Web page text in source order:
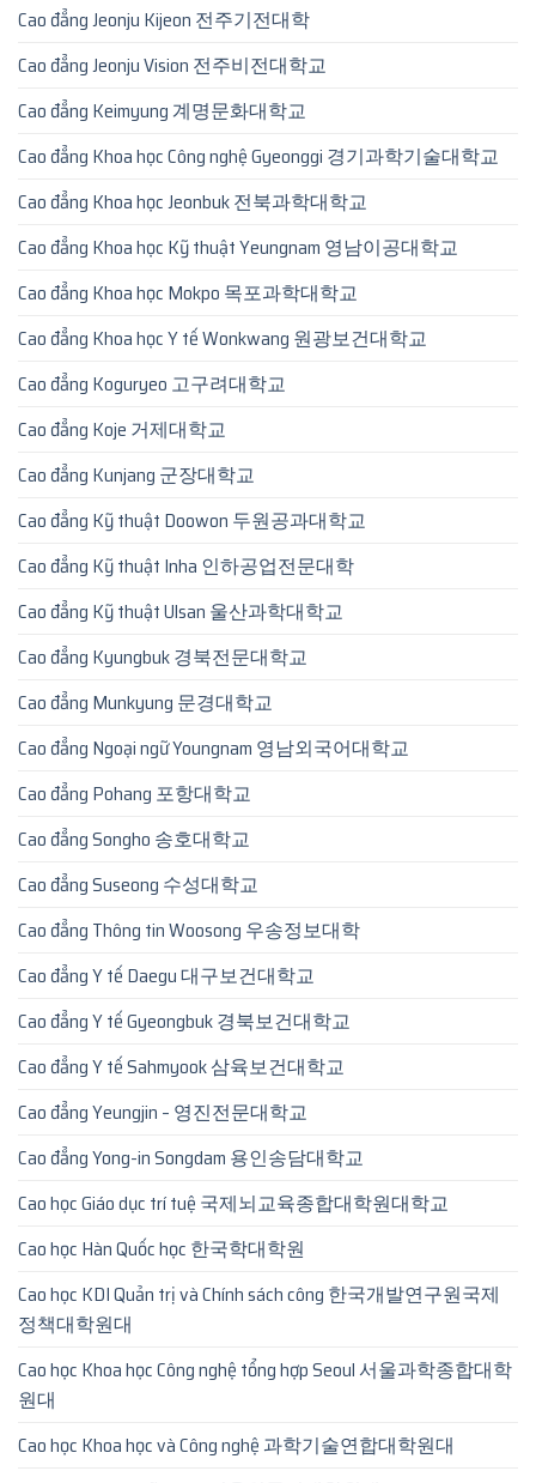
Cao đẳng Jeonju Kijeon 전주기전대학
Cao đẳng Jeonju Vision 전주비전대학교
Cao đẳng Keimyung 계명문화대학교
Cao đẳng Khoa học Công nghệ Gyeonggi 경기과학기술대학교
Cao đẳng Khoa học Jeonbuk 전북과학대학교
Cao đẳng Khoa học Kỹ thuật Yeungnam 영남이공대학교
Cao đẳng Khoa học Mokpo 목포과학대학교
Cao đẳng Khoa học Y tế Wonkwang 원광보건대학교
Cao đẳng Koguryeo 고구려대학교
Cao đẳng Koje 거제대학교
Cao đẳng Kunjang 군장대학교
Cao đẳng Kỹ thuật Doowon 두원공과대학교
Cao đẳng Kỹ thuật Inha 인하공업전문대학
Cao đẳng Kỹ thuật Ulsan 울산과학대학교
Cao đẳng Kyungbuk 경북전문대학교
Cao đẳng Munkyung 문경대학교
Cao đẳng Ngoại ngữ Youngnam 영남외국어대학교
Cao đẳng Pohang 포항대학교
Cao đẳng Songho 송호대학교
Cao đẳng Suseong 수성대학교
Cao đẳng Thông tin Woosong 우송정보대학
Cao đẳng Y tế Daegu 대구보건대학교
Cao đẳng Y tế Gyeongbuk 경북보건대학교
Cao đẳng Y tế Sahmyook 삼육보건대학교
Cao đẳng Yeungjin – 영진전문대학교
Cao đẳng Yong-in Songdam 용인송담대학교
Cao học Giáo dục trí tuệ 국제뇌교육종합대학원대학교
Cao học Hàn Quốc học 한국학대학원
Cao học KDI Quản trị và Chính sách công 한국개발연구원국제
정책대학원대
Cao học Khoa học Công nghệ tổng hợp Seoul 서울과학종합대학
원대
Cao học Khoa học và Công nghệ 과학기술연합대학원대